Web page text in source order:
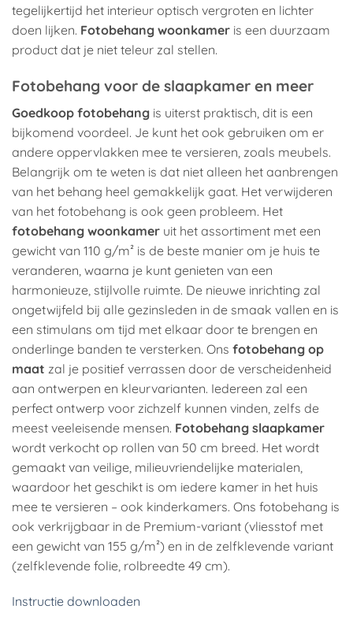
tegelijkertijd het interieur optisch vergroten en lichter
doen lijken. Fotobehang woonkamer is een duurzaam
product dat je niet teleur zal stellen.
Fotobehang voor de slaapkamer en meer
Goedkoop fotobehang is uiterst praktisch, dit is een
bijkomend voordeel. Je kunt het ook gebruiken om er
andere oppervlakken mee te versieren, zoals meubels.
Belangrijk om te weten is dat niet alleen het aanbrengen
van het behang heel gemakkelijk gaat. Het verwijderen
van het fotobehang is ook geen probleem. Het
fotobehang woonkamer uit het assortiment met een
gewicht van 110 g/m² is de beste manier om je huis te
veranderen, waarna je kunt genieten van een
harmonieuze, stijlvolle ruimte. De nieuwe inrichting zal
ongetwijfeld bij alle gezinsleden in de smaak vallen en is
een stimulans om tijd met elkaar door te brengen en
onderlinge banden te versterken. Ons fotobehang op
maat zal je positief verrassen door de verscheidenheid
aan ontwerpen en kleurvarianten. Iedereen zal een
perfect ontwerp voor zichzelf kunnen vinden, zelfs de
meest veeleisende mensen. Fotobehang slaapkamer
wordt verkocht op rollen van 50 cm breed. Het wordt
gemaakt van veilige, milieuvriendelijke materialen,
waardoor het geschikt is om iedere kamer in het huis
mee te versieren – ook kinderkamers. Ons fotobehang is
ook verkrijgbaar in de Premium-variant (vliesstof met
een gewicht van 155 g/m²) en in de zelfklevende variant
(zelfklevende folie, rolbreedte 49 cm).
Instructie downloaden